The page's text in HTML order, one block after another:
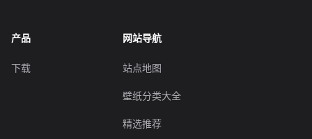
产品
下载
网站导航
站点地图
壁纸分类大全
精选推荐